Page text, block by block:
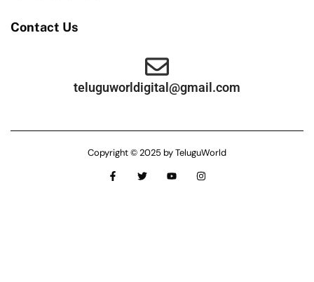
Contact Us
teluguworldigital@gmail.com
Copyright © 2025 by TeluguWorld